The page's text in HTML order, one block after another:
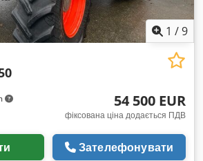
1 /9
54 500 EUR
фіксована ціна додається ПДВ
Зателефонувати